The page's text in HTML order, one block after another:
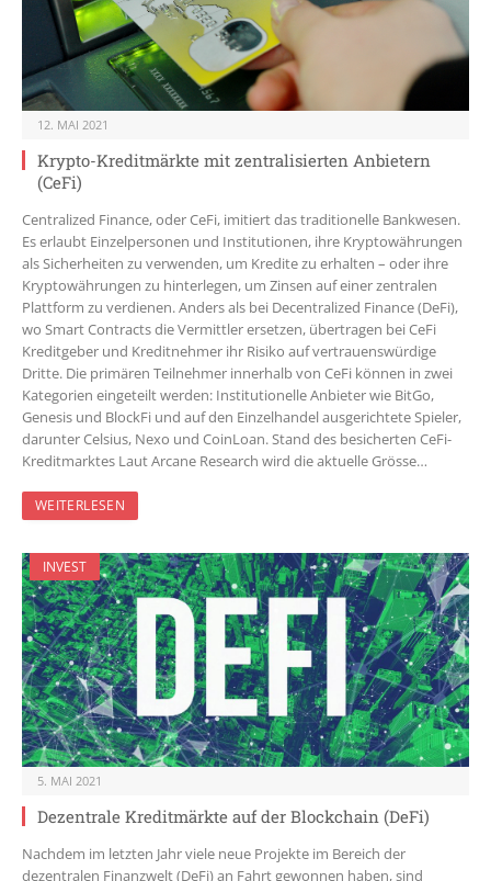
12. MAI 2021
Krypto-Kreditmärkte mit zentralisierten Anbietern
(CeFi)
Centralized Finance, oder CeFi, imitiert das traditionelle Bankwesen.
Es erlaubt Einzelpersonen und Institutionen, ihre Kryptowährungen
als Sicherheiten zu verwenden, um Kredite zu erhalten – oder ihre
Kryptowährungen zu hinterlegen, um Zinsen auf einer zentralen
Plattform zu verdienen. Anders als bei Decentralized Finance (DeFi),
wo Smart Contracts die Vermittler ersetzen, übertragen bei CeFi
Kreditgeber und Kreditnehmer ihr Risiko auf vertrauenswürdige
Dritte. Die primären Teilnehmer innerhalb von CeFi können in zwei
Kategorien eingeteilt werden: Institutionelle Anbieter wie BitGo,
Genesis und BlockFi und auf den Einzelhandel ausgerichtete Spieler,
darunter Celsius, Nexo und CoinLoan. Stand des besicherten CeFi-
Kreditmarktes Laut Arcane Research wird die aktuelle Grösse…
WEITERLESEN
INVEST
5. MAI 2021
Dezentrale Kreditmärkte auf der Blockchain (DeFi)
Nachdem im letzten Jahr viele neue Projekte im Bereich der
dezentralen Finanzwelt (DeFi) an Fahrt gewonnen haben, sind